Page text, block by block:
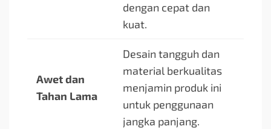
dengan cepat dan
kuat.
Awet dan
Tahan Lama
Desain tangguh dan
material berkualitas
menjamin produk ini
untuk penggunaan
jangka panjang.